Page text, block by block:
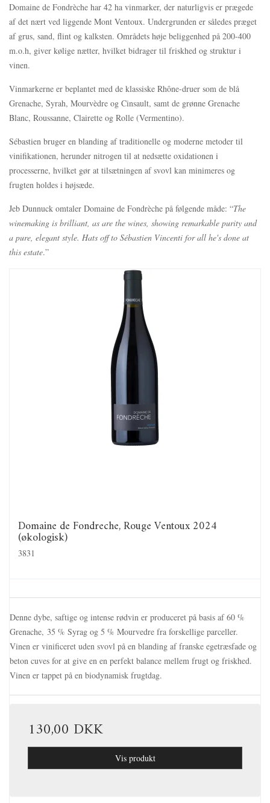
Domaine de Fondrèche har 42 ha vinmarker, der naturligvis er prægede
af det nært ved liggende Mont Ventoux. Undergrunden er således præget
af grus, sand, flint og kalksten. Områdets høje beliggenhed på 200-400
m.o.h, giver kølige nætter, hvilket bidrager til friskhed og struktur i
vinen.
Vinmarkerne er beplantet med de klassiske Rhône-druer som de blå
Grenache, Syrah, Mourvèdre og Cinsault, samt de grønne Grenache
Blanc, Roussanne, Clairette og Rolle (Vermentino).
Sébastien bruger en blanding af traditionelle og moderne metoder til
vinifikationen, herunder nitrogen til at nedsætte oxidationen i
processerne, hvilket gør at tilsætningen af svovl kan minimeres og
frugten holdes i højsæde.
Jeb Dunnuck omtaler Domaine de Fondrèche på følgende måde: “The
winemaking is brilliant, as are the wines, showing remarkable purity and
a pure, elegant style. Hats off to Sébastien Vincenti for all he's done at
this estate.”
Domaine de Fondreche, Rouge Ventoux 2024
(økologisk)
3831
Denne dybe, saftige og intense rødvin er produceret på basis af 60 %
Grenache, 35 % Syrag og 5 % Mourvedre fra forskellige parceller.
Vinen er vinificeret uden svovl på en blanding af franske egetræsfade og
beton cuves for at give en en perfekt balance mellem frugt og friskhed.
Vinen er tappet på en biodynamisk frugtdag.
130,00 DKK
Vis produkt